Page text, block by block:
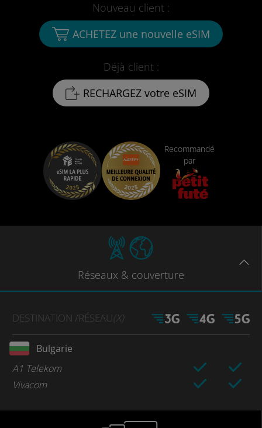
Déjà client :
RECHARGEZ votre eSIM
Nouveau client :
ACHETEZ une nouvelle eSIM
Recommandé
par
Réseaux & couverture
DESTINATION /RÉSEAU(X)
Bulgarie
A1 Telekom
Vivacom